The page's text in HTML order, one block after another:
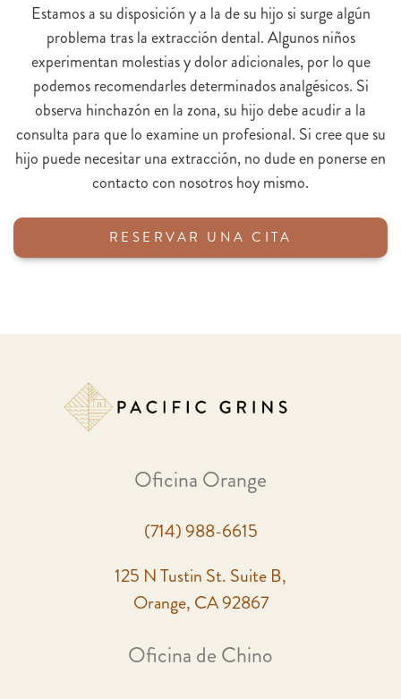
Estamos a su disposición y a la de su hijo si surge algún
problema tras la extracción dental. Algunos niños
experimentan molestias y dolor adicionales, por lo que
podemos recomendarles determinados analgésicos. Si
observa hinchazón en la zona, su hijo debe acudir a la
consulta para que lo examine un profesional. Si cree que su
hijo puede necesitar una extracción, no dude en ponerse en
contacto con nosotros hoy mismo.
RESERVAR UNA CITA
Oficina Orange
(714) 988-6615
125 N Tustin St. Suite B,
Orange, CA 92867
Oficina de Chino